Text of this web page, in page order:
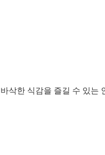
바삭한 식감을 즐길 수 있는